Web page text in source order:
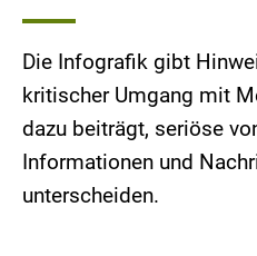
Die Infografik gibt
kritischer Umgang mit
dazu beiträgt, seriöse
Informationen und
unterscheiden.